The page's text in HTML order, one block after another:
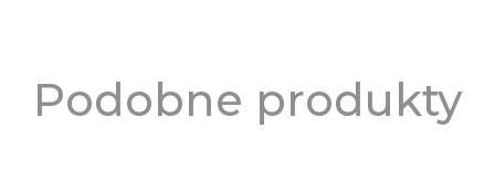
Podobne produkty